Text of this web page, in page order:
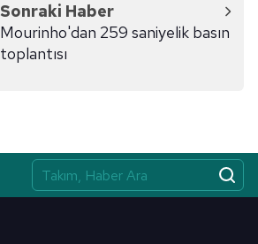
Sonraki Haber
Mourinho'dan 259 saniyelik basın
toplantısı